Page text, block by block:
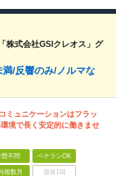
株式会社GSIクレオス」グ
/反響のみ/ノルマな
ミュニケーションはフラッ
境で長く安定的に働きませ
歴不問 ベテランOK
複数月 面接1回